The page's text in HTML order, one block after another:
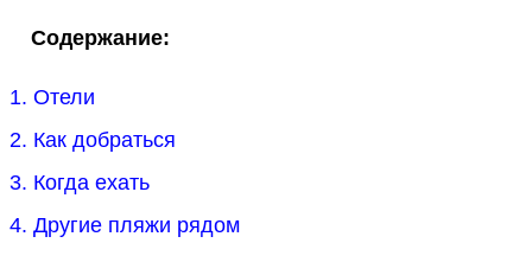
Содержание:
1. Отели
2. Как добраться
3. Когда ехать
4. Другие пляжи рядом